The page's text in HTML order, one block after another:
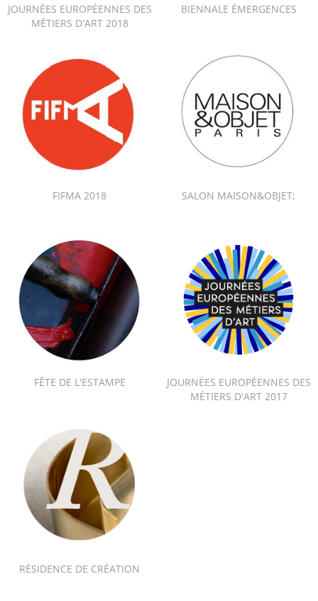
JOURNÉES EUROPÉENNES DES
MÉTIERS D'ART 2018
BIENNALE ÉMERGENCES
FIFMA 2018 SALON MAISON&OBJET;
FÊTE DE L'ESTAMPE
JOURNÉES EUROPÉENNES DES
MÉTIERS D'ART 2017
RÉSIDENCE DE CRÉATION